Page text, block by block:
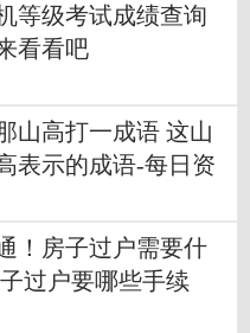
等级考试成绩查询
看看吧
山高打一成语 这山
表示的成语-每日资
！房子过户需要什
过户要哪些手续